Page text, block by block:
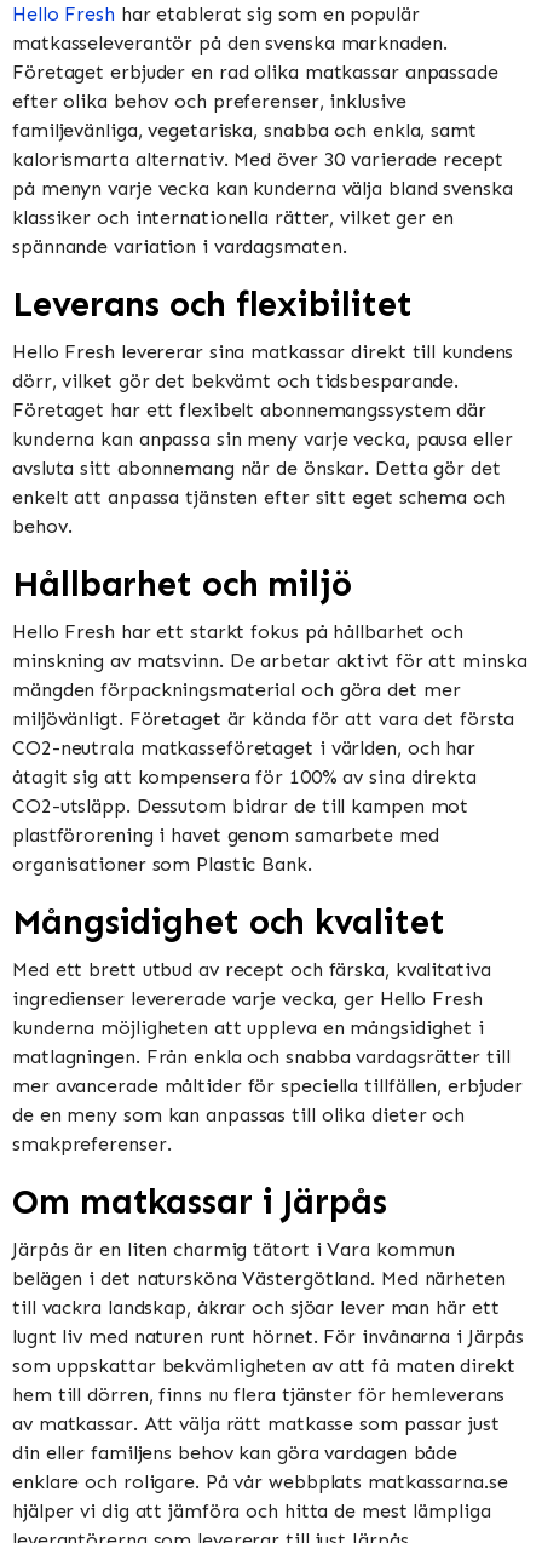
Hello Fresh har etablerat sig som en populär
matkasseleverantör på den svenska marknaden.
Företaget erbjuder en rad olika matkassar anpassade
efter olika behov och preferenser, inklusive
familjevänliga, vegetariska, snabba och enkla, samt
kalorismarta alternativ. Med över 30 varierade recept
på menyn varje vecka kan kunderna välja bland svenska
klassiker och internationella rätter, vilket ger en
spännande variation i vardagsmaten.
Leverans och flexibilitet
Hello Fresh levererar sina matkassar direkt till kundens
dörr, vilket gör det bekvämt och tidsbesparande.
Företaget har ett flexibelt abonnemangssystem där
kunderna kan anpassa sin meny varje vecka, pausa eller
avsluta sitt abonnemang när de önskar. Detta gör det
enkelt att anpassa tjänsten efter sitt eget schema och
behov.
Hållbarhet och miljö
Hello Fresh har ett starkt fokus på hållbarhet och
minskning av matsvinn. De arbetar aktivt för att minska
mängden förpackningsmaterial och göra det mer
miljövänligt. Företaget är kända för att vara det första
CO2-neutrala matkasseföretaget i världen, och har
åtagit sig att kompensera för 100% av sina direkta
CO2-utsläpp. Dessutom bidrar de till kampen mot
plastförorening i havet genom samarbete med
organisationer som Plastic Bank.
Mångsidighet och kvalitet
Med ett brett utbud av recept och färska, kvalitativa
ingredienser levererade varje vecka, ger Hello Fresh
kunderna möjligheten att uppleva en mångsidighet i
matlagningen. Från enkla och snabba vardagsrätter till
mer avancerade måltider för speciella tillfällen, erbjuder
de en meny som kan anpassas till olika dieter och
smakpreferenser.
Om matkassar i Järpås
Järpås är en liten charmig tätort i Vara kommun
belägen i det natursköna Västergötland. Med närheten
till vackra landskap, åkrar och sjöar lever man här ett
lugnt liv med naturen runt hörnet. För invånarna i Järpås
som uppskattar bekvämligheten av att få maten direkt
hem till dörren, finns nu flera tjänster för hemleverans
av matkassar. Att välja rätt matkasse som passar just
din eller familjens behov kan göra vardagen både
enklare och roligare. På vår webbplats matkassarna.se
hjälper vi dig att jämföra och hitta de mest lämpliga